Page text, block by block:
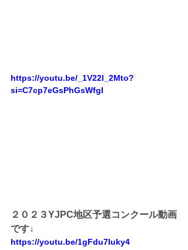
https://youtu.be/_1V22l_2Mto?
si=C7cp7eGsPhGsWfgI
２０２３YJPC地区予選コンクール動画
です↓
https://youtu.be/1gFdu7Iuky4